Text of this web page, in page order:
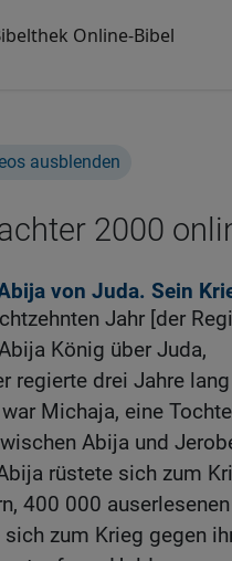
Online-Bibel
ausblenden
2000
von Juda. Sein
Jahr [der
König über Juda,
regierte drei Jahre
Michaja, eine
Abija und
rüstete sich zum
400 000
sich zum Krieg gegen